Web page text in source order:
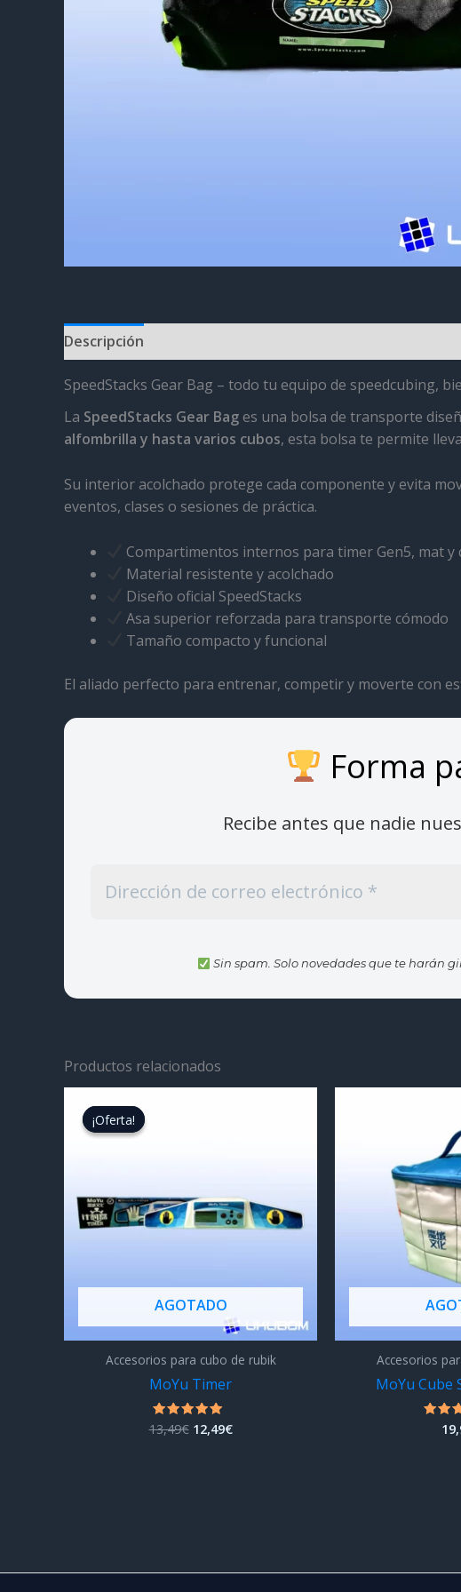
Descripción
SpeedStacks Gear Bag – todo tu equipo de speedcubing,
La SpeedStacks Gear Bag es una bolsa de transporte
alfombrilla y hasta varios cubos, esta bolsa te permite
Su interior acolchado protege cada componente y evita
eventos, clases o sesiones de práctica.
Compartimentos internos para timer Gen5, mat y
Material resistente y acolchado
Diseño oficial SpeedStacks
Asa superior reforzada para transporte cómodo
Tamaño compacto y funcional
El aliado perfecto para entrenar, competir y moverte con
Forma
Recibe antes que nadie
Sin spam. Solo novedades que te harán
Productos relacionados
¡Oferta!
AGOTADO
¡Oferta!
Accesorios para cubo de rubik
MoYu Timer
Valorado
con
13,49€ El
12,49€El
Accesorios
MoYu Cube